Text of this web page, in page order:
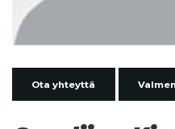
Ota yhteyttä